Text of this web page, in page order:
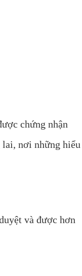
chứng nhận
lai, nơi những hiểu
và được hơn